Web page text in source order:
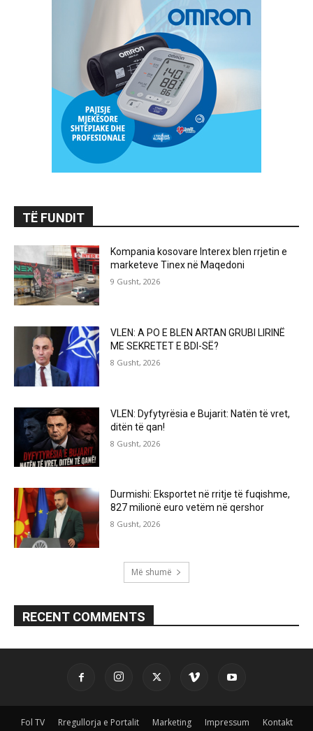
TË FUNDIT
Kompania kosovare Interex blen rrjetin e
marketeve Tinex në Maqedoni
9 Gusht, 2026
VLEN: A PO E BLEN ARTAN GRUBI LIRINË
ME SEKRETET E BDI-SË?
8 Gusht, 2026
VLEN: Dyfytyrësia e Bujarit: Natën të vret,
ditën të qan!
8 Gusht, 2026
Durmishi: Eksportet në rritje të fuqishme,
827 milionë euro vetëm në qershor
8 Gusht, 2026
Më shumë
RECENT COMMENTS
Fol TV Rregullorja e Portalit Marketing Impressum Kontakt